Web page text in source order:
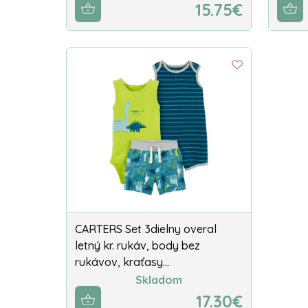
15.75€
CARTERS Set 3dielny overal
letný kr. rukáv, body bez
rukávov, kraťasy…
Skladom
17.30€